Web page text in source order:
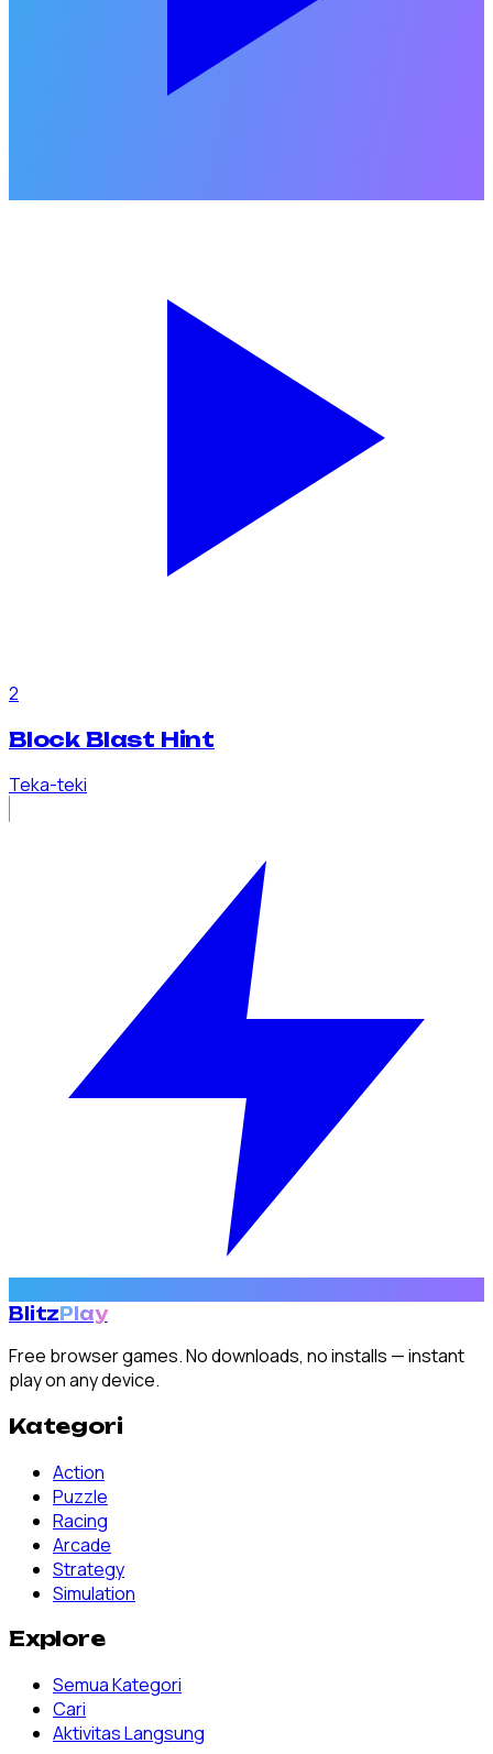
2
Block Blast Hint
Teka-teki
Blitz Play
Free browser games. No downloads, no installs — instant
play on any device.
Kategori
Action
Puzzle
Racing
Arcade
Strategy
Simulation
Explore
Semua Kategori
Cari
Aktivitas Langsung